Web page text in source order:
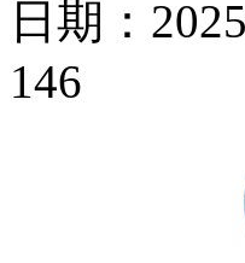
日期：
146